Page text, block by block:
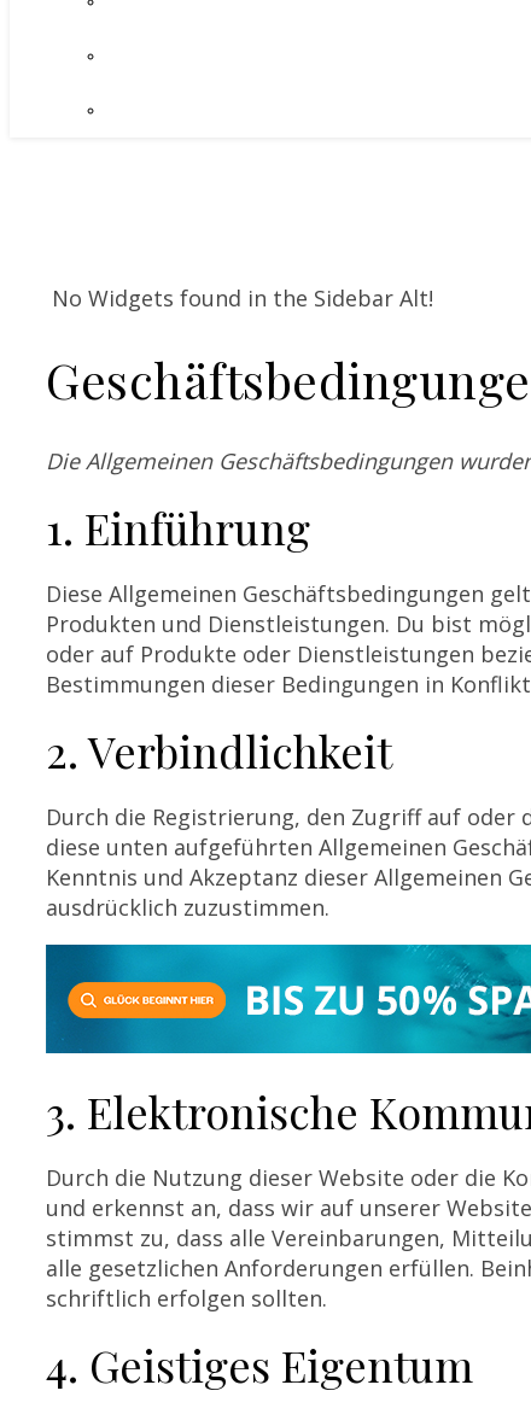
No Widgets found in the Sidebar Alt!
Die Allgemeinen Geschäftsbedingungen
1. Einführung
Diese Allgemeinen Geschäftsbedingungen
Produkten und Dienstleistungen. Du bist
oder auf Produkte oder Dienstleistungen
Bestimmungen dieser Bedingungen in
2. Verbindlichkeit
Durch die Registrierung, den Zugriff auf
diese unten aufgeführten Allgemeinen
Kenntnis und Akzeptanz dieser Allgemeinen
ausdrücklich zuzustimmen.
3. Elektronische
Durch die Nutzung dieser Website oder die
und erkennst an, dass wir auf unserer
stimmst zu, dass alle Vereinbarungen,
alle gesetzlichen Anforderungen erfüllen.
schriftlich erfolgen sollten.
4. Geistiges Eigentum